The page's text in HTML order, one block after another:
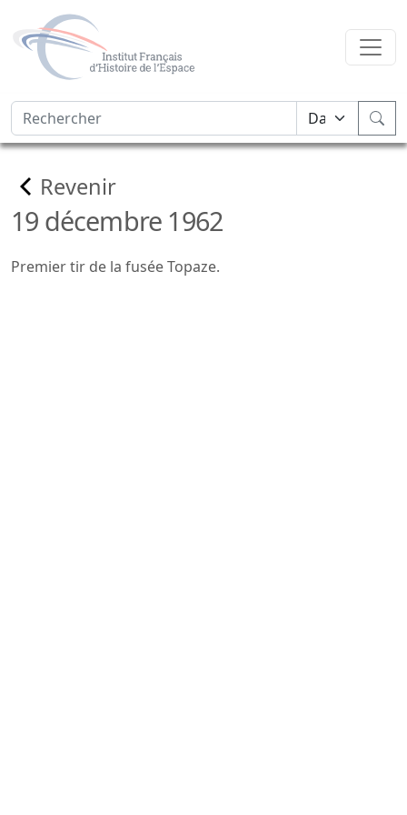
Revenir
19 décembre 1962
Premier tir de la fusée Topaze.